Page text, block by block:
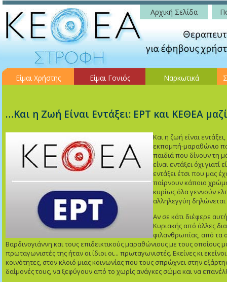
Αρχική Σελίδα
Είμαι Χρήστης Είμαι Γονιός Ναρκωτικά
…Και η Ζωή Είναι Εντάξει: ΕΡΤ και ΚΕΘΕΑ μαζί
Και η ζωή είναι
εκπομπή-μαραθώνιο
παιδιά που δίνουν τη
είναι εντάξει όχι γιατί
εντάξει έτσι που μας
παίρνουν κάποιο
κυρίως όλα γεννούν
αλληλεγγύη
Αν σε κάτι διέφερε
Κυριακής από άλλες
φιλανθρωπίας, από τα
Βαρδινογιάννη και τους επιδεικτικούς μαραθώνιους με τους οποίους
πρωταγωνιστές της ήταν οι ίδιοι οι... πρωταγωνιστές. Εκείνες κι
κοινότητες, στον κλοιό μιας κοινωνίας που τους σπρώχνει στην
δαίμονές τους, να ξεφύγουν από το χωρίς ανάγκες σώμα και να